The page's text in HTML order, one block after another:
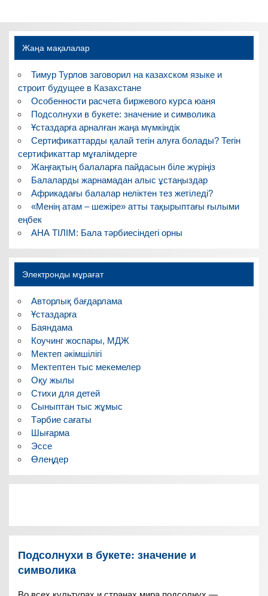
Жаңа мақалалар
Тимур Турлов заговорил на казахском языке и
строит будущее в Казахстане
Особенности расчета биржевого курса юаня
Подсолнухи в букете: значение и символика
Ұстаздарға арналған жаңа мүмкіндік
Сертификаттарды қалай тегін алуға болады? Тегін
сертификаттар мұғалімдерге
Жаңғақтың балаларға пайдасын біле жүріңіз
Балаларды жарнамадан алыс ұстаңыздар
Африкадағы балалар неліктен тез жетіледі?
«Менің атам – шежіре» атты тақырыптағы ғылыми
еңбек
АНА ТІЛІМ: Бала тәрбиесіндегі орны
Электронды мұрағат
Авторлық бағдарлама
Ұстаздарға
Баяндама
Коучинг жоспары, МДЖ
Мектеп әкімшілігі
Мектептен тыс мекемелер
Оқу жылы
Стихи для детей
Сыныптан тыс жұмыс
Тәрбие сағаты
Шығарма
Эссе
Өлеңдер
Подсолнухи в букете: значение и
символика